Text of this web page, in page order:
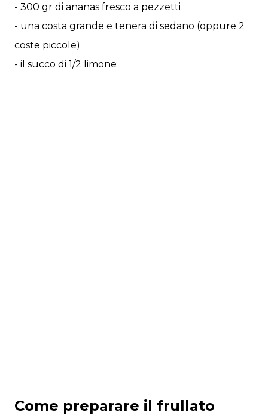
- 300 gr di ananas fresco a pezzetti
- una costa grande e tenera di sedano (oppure 2
coste piccole)
- il succo di 1/2 limone
Come preparare il frullato